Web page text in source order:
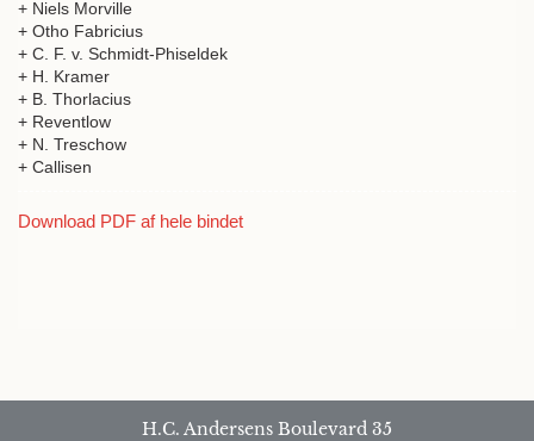
+ Niels Morville
+ Otho Fabricius
+ C. F. v. Schmidt-Phiseldek
+ H. Kramer
+ B. Thorlacius
+ Reventlow
+ N. Treschow
+ Callisen
Download PDF af hele bindet
H.C. Andersens Boulevard 35